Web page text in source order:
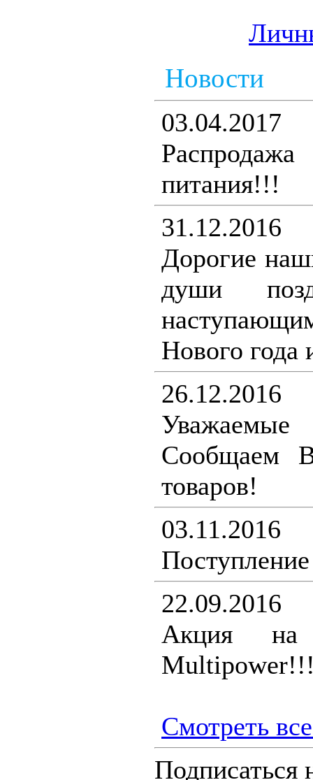
Новости
03.04.2017
питания!!!
31.12.2016
Дорогие
души
Нового года
26.12.2016
Сообщаем
товаров!
03.11.2016
22.09.2016
Акция на
Смотреть
Подписаться